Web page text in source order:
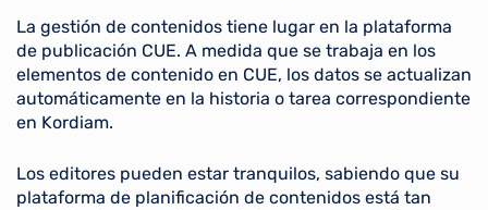
La gestión de contenidos tiene lugar en la plataforma
de publicación CUE. A medida que se trabaja en los
elementos de contenido en CUE, los datos se actualizan
automáticamente en la historia o tarea correspondiente
en Kordiam.
Los editores pueden estar tranquilos, sabiendo que su
plataforma de planificación de contenidos está tan